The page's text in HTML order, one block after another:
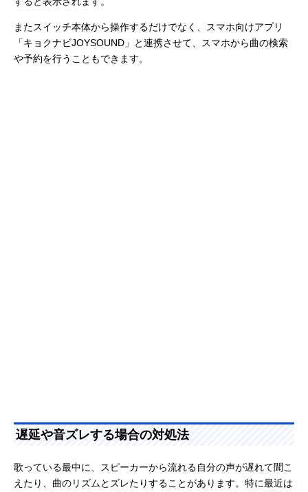
またスイッチ本体から操作するだけでなく、スマホ向けアプリ
「キョクナビJOYSOUND」と連携させて、スマホから曲の検索
や予約を行うこともできます。
遅延や音ズレする場合の対処法
歌っている最中に、スピーカーから流れる自分の声が遅れて聞こ
えたり、曲のリズムとズレたりすることがあります。特に最近は